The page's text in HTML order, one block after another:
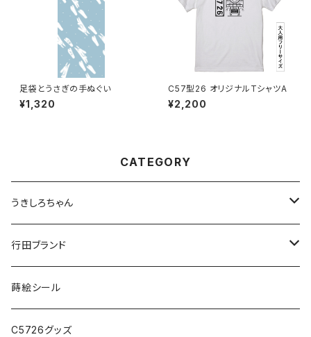
足袋とうさぎの手ぬぐい
¥1,320
C57型26 オリジナルTシャツA
¥2,200
CATEGORY
うきしろちゃん
ステーショナリー
アクセサリー・小物
行田ブランド
ファッション
バック・ポーチ
蒔絵シール
C5726グッズ